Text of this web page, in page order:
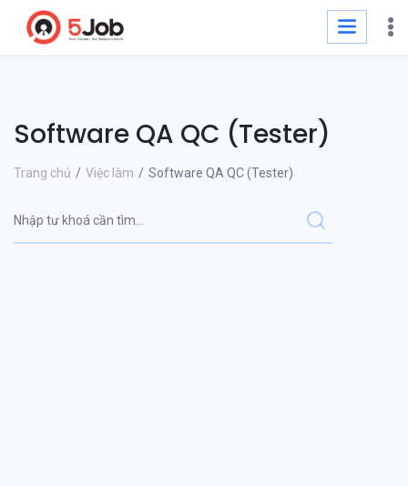
Software QA QC (Tester)
Trang chủ Việc làm Software QA QC (Tester)